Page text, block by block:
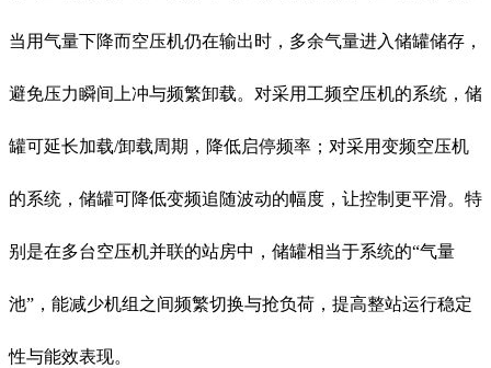
当用气量下降而空压机仍在输出时，多余气量进入储罐储存，
避免压力瞬间上冲与频繁卸载。对采用工频空压机的系统，储
罐可延长加载/卸载周期，降低启停频率；对采用变频空压机
的系统，储罐可降低变频追随波动的幅度，让控制更平滑。特
别是在多台空压机并联的站房中，储罐相当于系统的“气量
池”，能减少机组之间频繁切换与抢负荷，提高整站运行稳定
性与能效表现。